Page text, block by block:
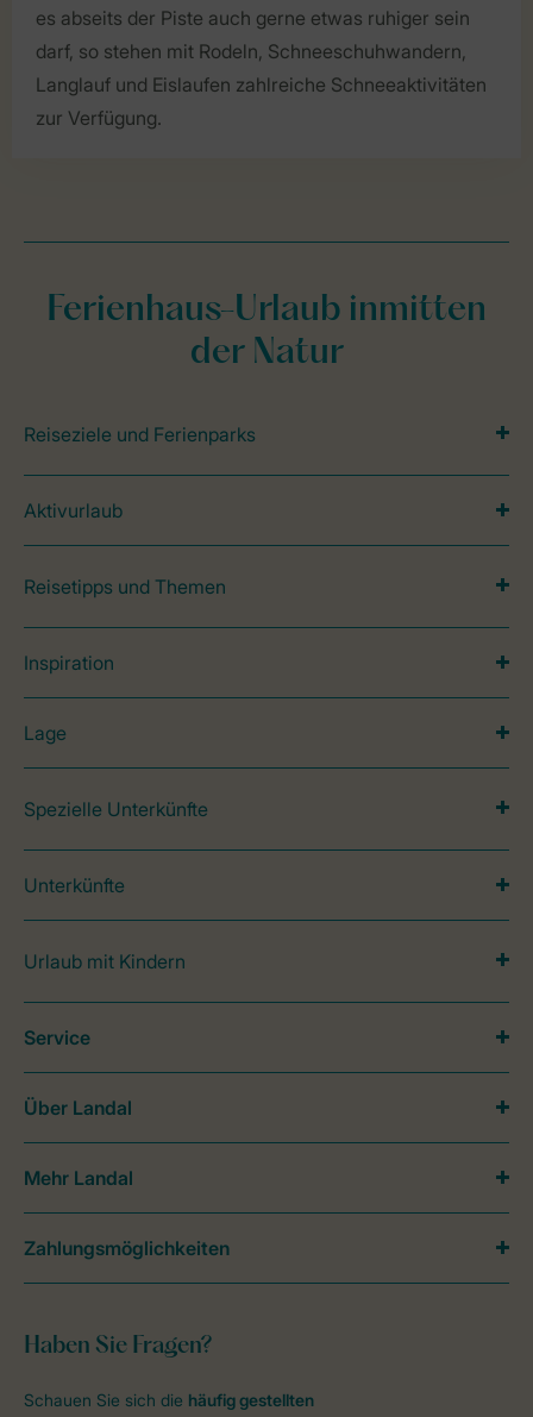
es abseits der Piste auch gerne etwas ruhiger sein
darf, so stehen mit Rodeln, Schneeschuhwandern,
Langlauf und Eislaufen zahlreiche Schneeaktivitäten
zur Verfügung.
Ferienhaus-Urlaub inmitten
der Natur
Reiseziele und Ferienparks
Aktivurlaub
Reisetipps und Themen
Inspiration
Lage
Spezielle Unterkünfte
Unterkünfte
Urlaub mit Kindern
Haben Sie Fragen?
Schauen Sie sich die häufig gestellten
Service
Über Landal
Mehr Landal
Zahlungsmöglichkeiten